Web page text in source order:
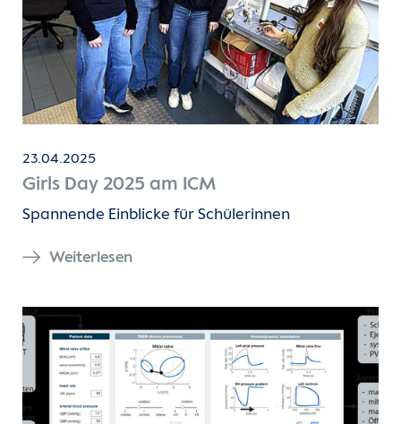
Forschungsfelder
Forschungsprojekte
Studium & Lehre
Kontakt & Anfahrt
Zum DHZC
23.04.2025
Girls Day 2025 am ICM
Spannende Einblicke für Schülerinnen
Weiterlesen